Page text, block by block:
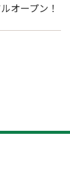
オープン！